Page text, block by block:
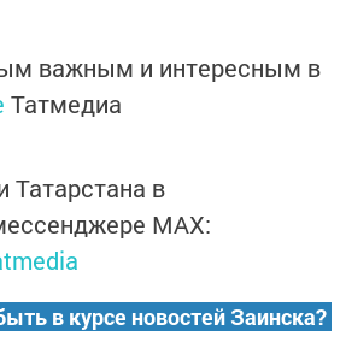
важным и интересным в
Татмедиа
Татарстана в
MАХ:
в курсе новостей Заинска?